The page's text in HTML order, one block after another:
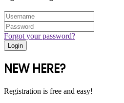
Forgot your password?
NEW HERE?
Registration is free and easy!